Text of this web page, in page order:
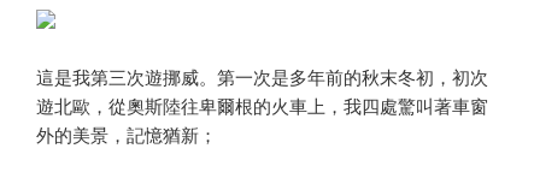
這是我第三次遊挪威。第一次是多年前的秋末冬初，初次
遊北歐，從奧斯陸往卑爾根的火車上，我四處驚叫著車窗
外的美景，記憶猶新；